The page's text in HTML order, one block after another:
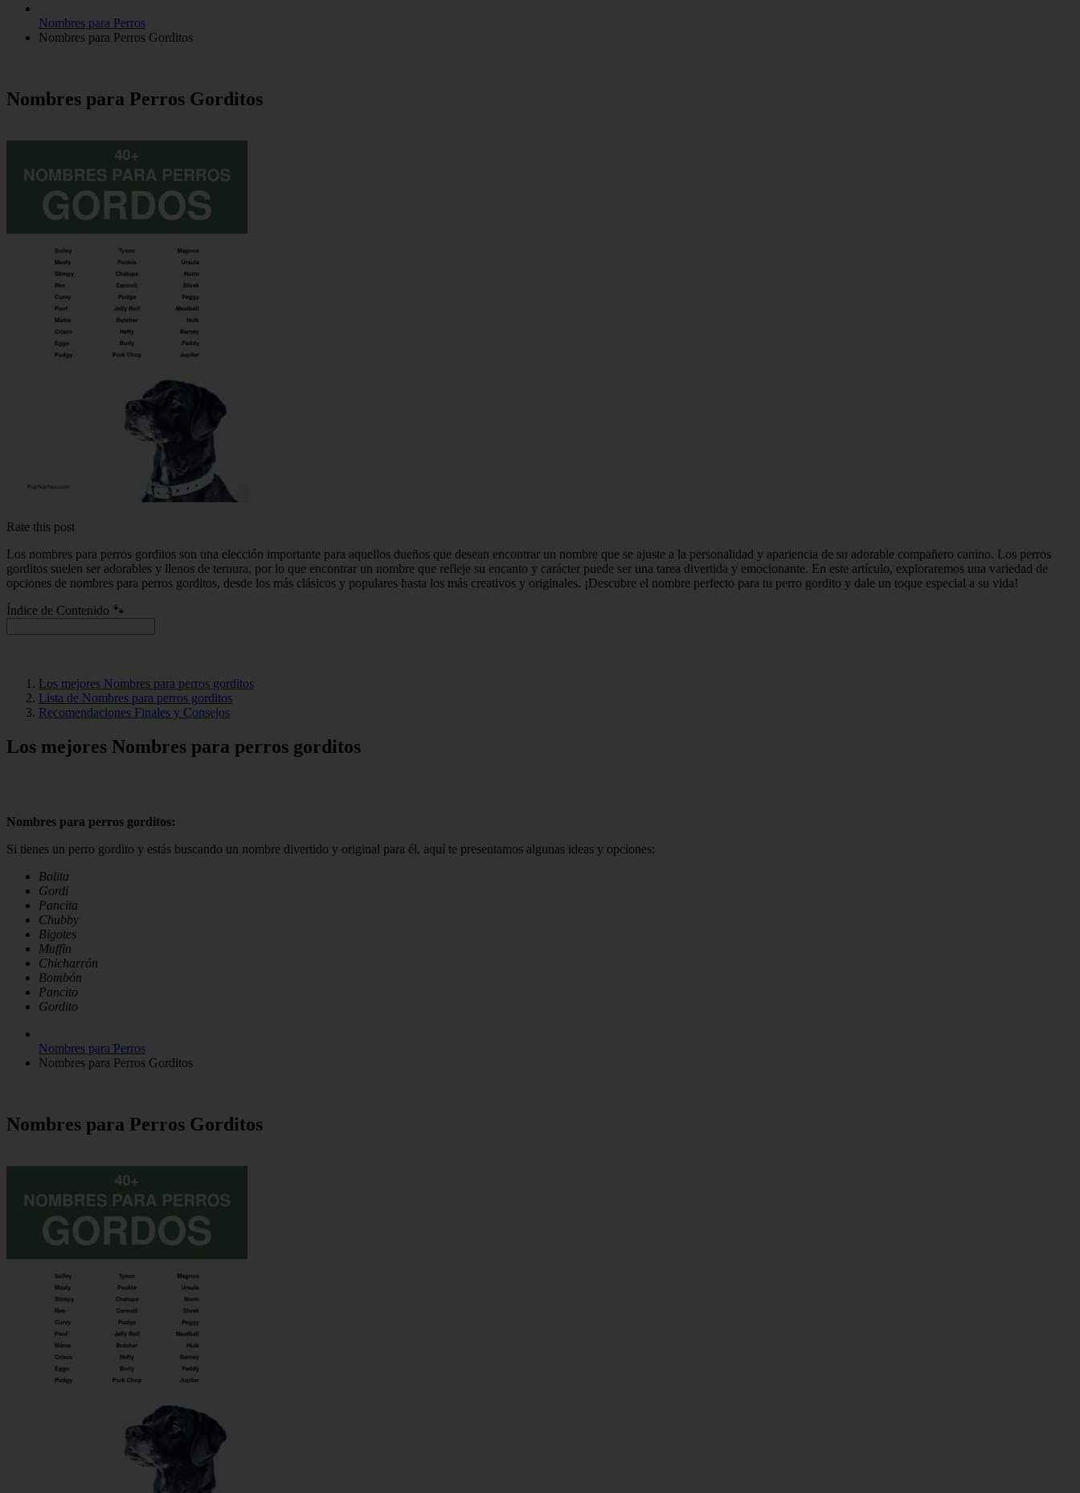
Nombres para Perros
Nombres para Perros Gorditos
Nombres para Perros Gorditos
Rate this post
Los nombres para perros gorditos son una elección importante para aquellos dueños que desean encontrar un nombre que se ajuste a la personalidad y apariencia de su adorable compañero canino. Los perros
gorditos suelen ser adorables y llenos de ternura, por lo que encontrar un nombre que refleje su encanto y carácter puede ser una tarea divertida y emocionante. En este artículo, exploraremos una variedad de
opciones de nombres para perros gorditos, desde los más clásicos y populares hasta los más creativos y originales. ¡Descubre el nombre perfecto para tu perro gordito y dale un toque especial a su vida!
Índice de Contenido 🐾
Los mejores Nombres para perros gorditos
Lista de Nombres para perros gorditos
Recomendaciones Finales y Consejos
Los mejores Nombres para perros gorditos
Nombres para perros gorditos:
Si tienes un perro gordito y estás buscando un nombre divertido y original para él, aquí te presentamos algunas ideas y opciones:
Bolita
Gordi
Pancita
Chubby
Bigotes
Muffin
Chicharrón
Bombón
Pancito
Gordito
Nombres para Perros
Nombres para Perros Gorditos
Nombres para Perros Gorditos